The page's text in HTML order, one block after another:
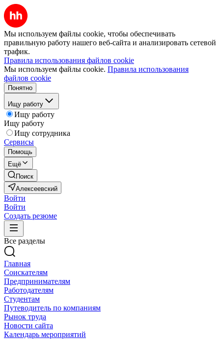
Мы используем файлы cookie, чтобы обеспечивать
правильную работу нашего веб-сайта и анализировать сетевой
трафик.
Правила использования файлов cookie
Мы используем файлы cookie. Правила использования
файлов cookie
Понятно
Ищу работу
Ищу работу
Ищу работу
Ищу сотрудника
Сервисы
Помощь
Ещё
Поиск
Алексеевский
Войти
Войти
Создать резюме
Все разделы
Главная
Соискателям
Предпринимателям
Работодателям
Студентам
Путеводитель по компаниям
Рынок труда
Новости сайта
Календарь мероприятий